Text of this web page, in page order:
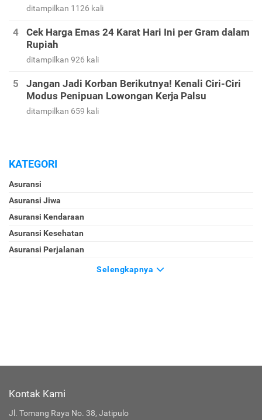
ditampilkan 1126 kali
Cek Harga Emas 24 Karat Hari Ini per Gram dalam
Rupiah
ditampilkan 926 kali
Jangan Jadi Korban Berikutnya! Kenali Ciri-Ciri
Modus Penipuan Lowongan Kerja Palsu
ditampilkan 659 kali
KATEGORI
Asuransi
Asuransi Jiwa
Asuransi Kendaraan
Asuransi Kesehatan
Asuransi Perjalanan
Selengkapnya
Kontak Kami
Jl. Tomang Raya No. 38, Jatipulo